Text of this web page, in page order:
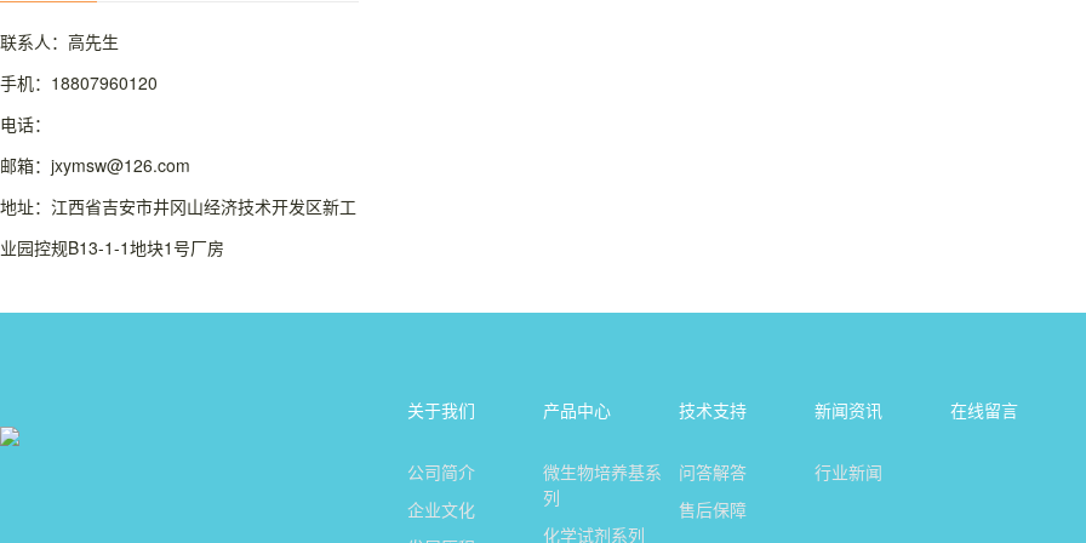
联系人：高先生
手机：18807960120
电话：
邮箱：jxymsw@126.com
地址：江西省吉安市井冈山经济技术开发区新工
业园控规B13-1-1地块1号厂房
关于我们
公司简介
企业文化
产品中心
微生物培养基系
列
化学试剂系列
技术支持
问答解答
售后保障
新闻资讯
行业新闻
在线留言